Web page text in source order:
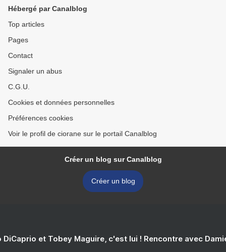
Hébergé par Canalblog
Top articles
Pages
Contact
Signaler un abus
C.G.U.
Cookies et données personnelles
Préférences cookies
Voir le profil de ciorane sur le portail Canalblog
Créer un blog sur Canalblog
Créer un blog
DiCaprio et Tobey Maguire, c'est lui ! Rencontre avec